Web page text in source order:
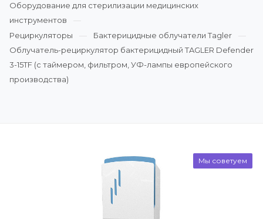
Оборудование для стерилизации медицинских
инструментов
Рециркуляторы
Бактерицидные облучатели Tagler
Облучатель-рециркулятор бактерицидный TAGLER Defender
3-15TF (с таймером, фильтром, УФ-лампы европейского
производства)
Мы советуем